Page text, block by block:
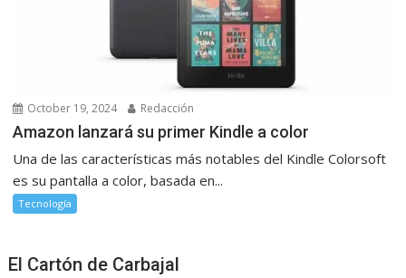
October 19, 2024 Redacción
Amazon lanzará su primer Kindle a color
Una de las características más notables del Kindle Colorsoft
es su pantalla a color, basada en...
Tecnología
El Cartón de Carbajal